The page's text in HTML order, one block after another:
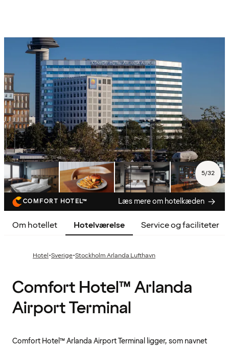
5/32
COMFORT HOTEL™ Læs mere om hotelkæden
Om hotellet Hotelværelse Service og faciliteter
Hotel·Sverige·Stockholm Arlanda Lufthavn
Comfort Hotel™ Arlanda
Airport Terminal
Comfort Hotel™ Arlanda Airport Terminal ligger, som navnet